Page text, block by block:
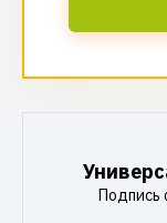
Подпись